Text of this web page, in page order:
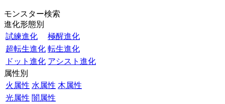
モンスター検索
進化形態別
試練進化
極醒進化
超転生進化 転生進化
ドット進化 アシスト進化
属性別
火属性 水属性 木属性
光属性 闇属性